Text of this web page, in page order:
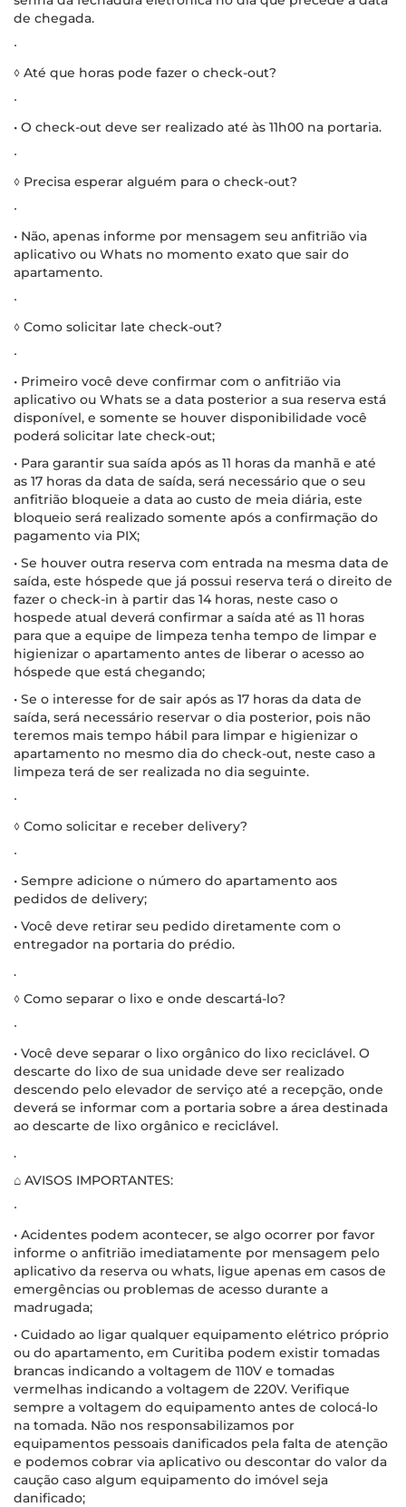
de chegada.
∙
◊ Até que horas pode fazer o check-out?
∙
• O check-out deve ser realizado até às 11h00 na portaria.
∙
◊ Precisa esperar alguém para o check-out?
∙
• Não, apenas informe por mensagem seu anfitrião via
aplicativo ou Whats no momento exato que sair do
apartamento.
∙
◊ Como solicitar late check-out?
∙
• Primeiro você deve confirmar com o anfitrião via
aplicativo ou Whats se a data posterior a sua reserva está
disponível, e somente se houver disponibilidade você
poderá solicitar late check-out;
• Para garantir sua saída após as 11 horas da manhã e até
as 17 horas da data de saída, será necessário que o seu
anfitrião bloqueie a data ao custo de meia diária, este
bloqueio será realizado somente após a confirmação do
pagamento via PIX;
• Se houver outra reserva com entrada na mesma data de
saída, este hóspede que já possui reserva terá o direito de
fazer o check-in à partir das 14 horas, neste caso o
hospede atual deverá confirmar a saída até as 11 horas
para que a equipe de limpeza tenha tempo de limpar e
higienizar o apartamento antes de liberar o acesso ao
hóspede que está chegando;
• Se o interesse for de sair após as 17 horas da data de
saída, será necessário reservar o dia posterior, pois não
teremos mais tempo hábil para limpar e higienizar o
apartamento no mesmo dia do check-out, neste caso a
limpeza terá de ser realizada no dia seguinte.
∙
◊ Como solicitar e receber delivery?
∙
• Sempre adicione o número do apartamento aos
pedidos de delivery;
• Você deve retirar seu pedido diretamente com o
entregador na portaria do prédio.
.
◊ Como separar o lixo e onde descartá-lo?
∙
• Você deve separar o lixo orgânico do lixo reciclável. O
descarte do lixo de sua unidade deve ser realizado
descendo pelo elevador de serviço até a recepção, onde
deverá se informar com a portaria sobre a área destinada
ao descarte de lixo orgânico e reciclável.
.
⌂ AVISOS IMPORTANTES:
∙
• Acidentes podem acontecer, se algo ocorrer por favor
informe o anfitrião imediatamente por mensagem pelo
aplicativo da reserva ou whats, ligue apenas em casos de
emergências ou problemas de acesso durante a
madrugada;
• Cuidado ao ligar qualquer equipamento elétrico próprio
ou do apartamento, em Curitiba podem existir tomadas
brancas indicando a voltagem de 110V e tomadas
vermelhas indicando a voltagem de 220V. Verifique
sempre a voltagem do equipamento antes de colocá-lo
na tomada. Não nos responsabilizamos por
equipamentos pessoais danificados pela falta de atenção
e podemos cobrar via aplicativo ou descontar do valor da
caução caso algum equipamento do imóvel seja
danificado;